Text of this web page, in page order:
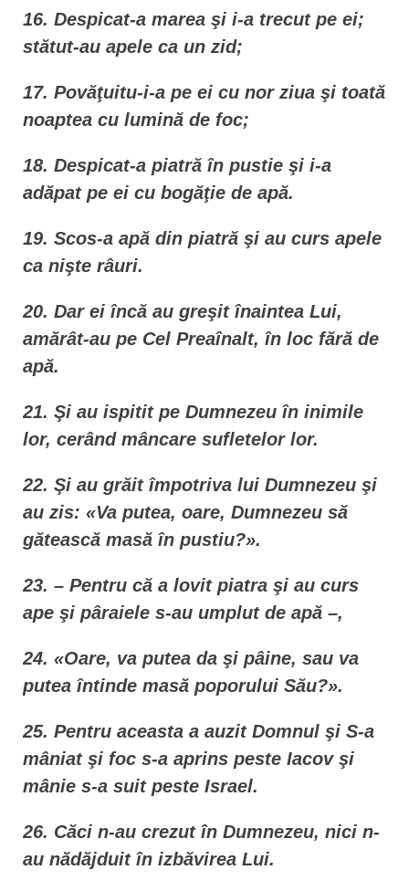
16. Despicat-a marea şi i-a trecut pe ei;
stătut-au apele ca un zid;
17. Povăţuitu-i-a pe ei cu nor ziua şi toată
noaptea cu lumină de foc;
18. Despicat-a piatră în pustie şi i-a
adăpat pe ei cu bogăţie de apă.
19. Scos-a apă din piatră şi au curs apele
ca nişte râuri.
20. Dar ei încă au greşit înaintea Lui,
amărât-au pe Cel Preaînalt, în loc fără de
apă.
21. Şi au ispitit pe Dumnezeu în inimile
lor, cerând mâncare sufletelor lor.
22. Şi au grăit împotriva lui Dumnezeu şi
au zis: «Va putea, oare, Dumnezeu să
gătească masă în pustiu?».
23. – Pentru că a lovit piatra şi au curs
ape şi pâraiele s-au umplut de apă –,
24. «Oare, va putea da şi pâine, sau va
putea întinde masă poporului Său?».
25. Pentru aceasta a auzit Domnul şi S-a
mâniat şi foc s-a aprins peste Iacov şi
mânie s-a suit peste Israel.
26. Căci n-au crezut în Dumnezeu, nici n-
au nădăjduit în izbăvirea Lui.